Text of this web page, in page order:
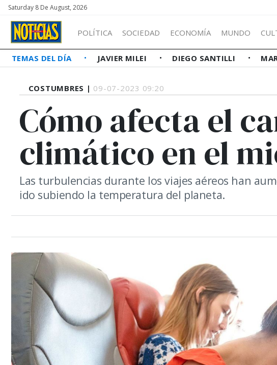
Saturday 8 De August, 2026
POLÍTICA SOCIEDAD ECONOMÍA MUNDO
TEMAS DEL DÍA JAVIER MILEI DIEGO SANTILLI
COSTUMBRES | 09-07-2023 09:20
Cómo afecta el
climático en el
Las turbulencias durante los viajes aéreos han
ido subiendo la temperatura del planeta.